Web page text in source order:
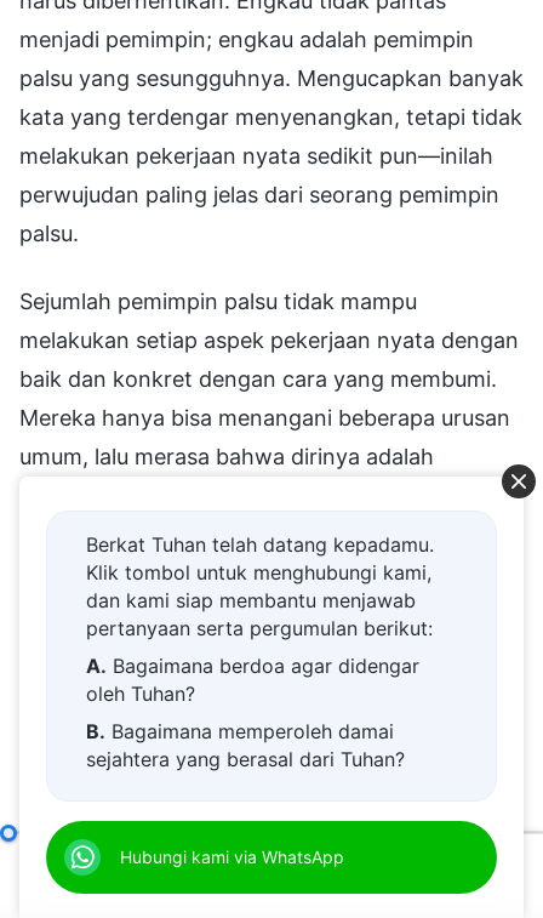
menjadi pemimpin; engkau adalah pemimpin
palsu yang sesungguhnya. Mengucapkan banyak
kata yang terdengar menyenangkan, tetapi tidak
melakukan pekerjaan nyata sedikit pun—inilah
perwujudan paling jelas dari seorang pemimpin
palsu.
Sejumlah pemimpin palsu tidak mampu
melakukan setiap aspek pekerjaan nyata dengan
baik dan konkret dengan cara yang membumi.
Mereka hanya bisa menangani beberapa urusan
umum, lalu merasa bahwa dirinya adalah
dirinya hebat, dan mereka sering
membanggakan diri dengan berkata, "Aku harus
memikirkan segala hal di gereja dan harus
berjalan tanpa diriku? Jika aku tidak
mengadakan pertemuan untuk engkau semua,
bukankah engkau semua akan menjadi seperti
tidak memantau dan membantu menjaga
pekerjaan pembuatan film, bukankah akan selalu
Berkat Tuhan telah datang kepadamu.
Klik tombol untuk menghubungi kami,
dan kami siap membantu menjawab
pertanyaan serta pergumulan berikut:
A. Bagaimana berdoa agar didengar
oleh Tuhan?
B. Bagaimana memperoleh damai
sejahtera yang berasal dari Tuhan?
D.
dekat kepada Tuhan.
E.Bagaimana menyambut kedatangan
Hubungi kami via WhatsApp
Pasal